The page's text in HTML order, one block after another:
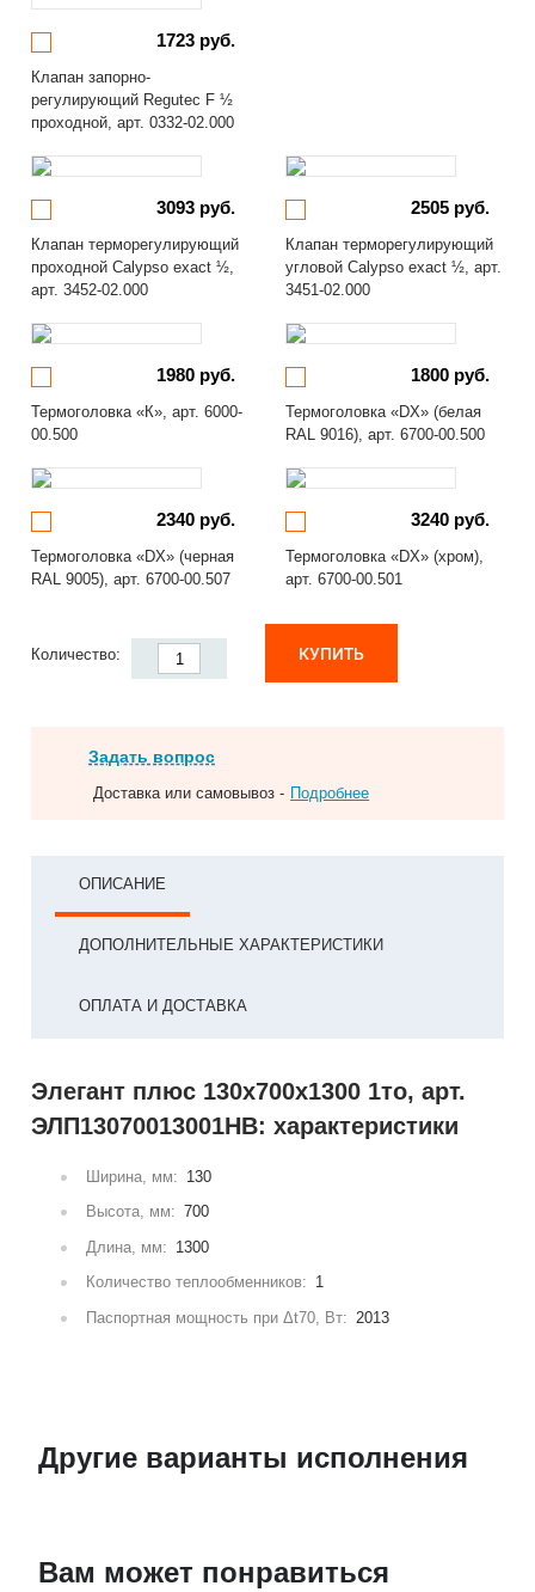
1723 руб.
Клапан запорно-
регулирующий Regutec F ½
проходной, арт. 0332-02.000
3093 руб.
Клапан терморегулирующий
проходной Calypso exact ½,
арт. 3452-02.000
2505 руб.
Клапан терморегулирующий
угловой Calypso exact ½, арт.
3451-02.000
1980 руб.
Термоголовка «К», арт. 6000-
00.500
1800 руб.
Термоголовка «DX» (белая
RAL 9016), арт. 6700-00.500
2340 руб.
Термоголовка «DX» (черная
RAL 9005), арт. 6700-00.507
3240 руб.
Термоголовка «DX» (хром),
арт. 6700-00.501
Количество: КУПИТЬ
Задать вопрос
Доставка или самовывоз - Подробнее
ОПИСАНИЕ
ДОПОЛНИТЕЛЬНЫЕ ХАРАКТЕРИСТИКИ
ОПЛАТА И ДОСТАВКА
Элегант плюс 130x700x1300 1то, арт.
ЭЛП13070013001НВ: характеристики
Ширина, мм: 130
Высота, мм: 700
Длина, мм: 1300
Количество теплообменников: 1
Паспортная мощность при Δt70, Вт: 2013
Другие варианты исполнения
Вам может понравиться